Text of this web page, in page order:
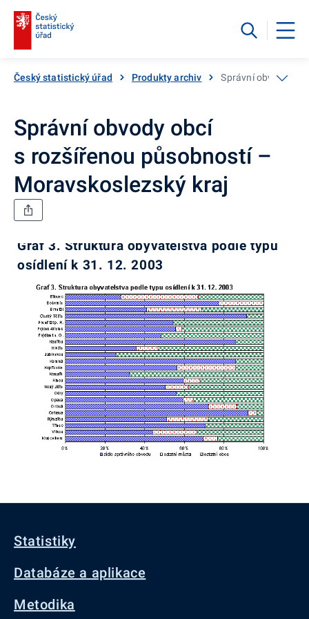
Český statistický úřad Produkty archiv Správní obvody
Správní obvody obcí
s rozšířenou působností –
Moravskoslezský kraj
Graf 3. Struktura obyvatelstva podle typu
osídlení k 31. 12. 2003
Statistiky
Databáze a aplikace
Metodika